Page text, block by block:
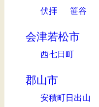
伏拝 笹谷
会津若松市
西七日町
郡山市
安積町日出山